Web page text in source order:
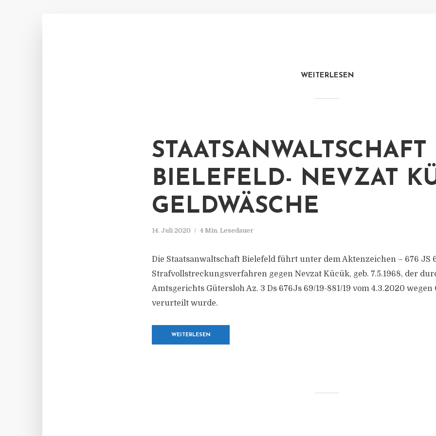
WEITERLESEN
STAATSANWALTSCHAFT
BIELEFELD- NEVZAT
GELDWÄSCHE
14. Juli 2020 4 Min. Lesedauer
Die Staatsanwaltschaft Bielefeld führt unter dem Aktenzeichen – 676 JS
Strafvollstreckungsverfahren gegen Nevzat Kücük, geb. 7.5.1968, der
Amtsgerichts Gütersloh Az. 3 Ds 676Js 69/19-881/19 vom 4.3.2020 wegen
verurteilt wurde.
WEITERLESEN